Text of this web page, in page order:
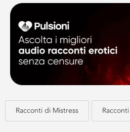
Racconti di Mistress